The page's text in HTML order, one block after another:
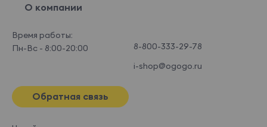
О компании
Время работы:
Пн-Вс - 8:00-20:00
8-800-333-29-78
i-shop@ogogo.ru
Обратная связь